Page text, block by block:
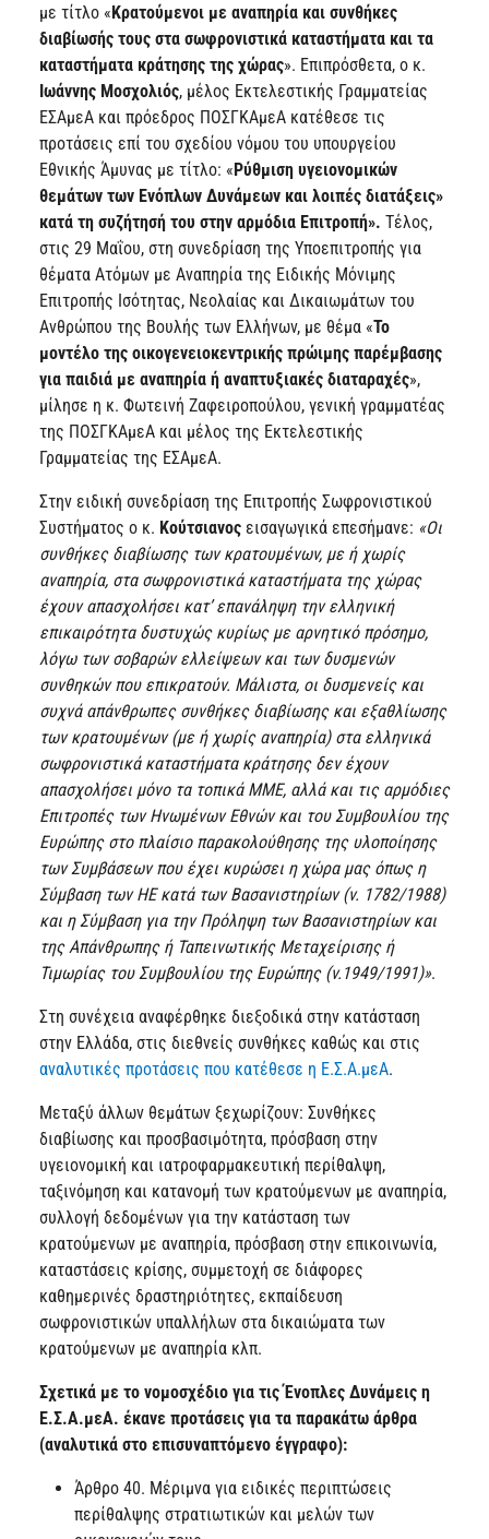
με τίτλο «Κρατούμενοι με αναπηρία και συνθήκες
διαβίωσής τους στα σωφρονιστικά καταστήματα και τα
καταστήματα κράτησης της χώρας». Επιπρόσθετα, ο κ.
Ιωάννης Μοσχολιός, μέλος Εκτελεστικής Γραμματείας
ΕΣΑμεΑ και πρόεδρος ΠΟΣΓΚΑμεΑ κατέθεσε τις
προτάσεις επί του σχεδίου νόμου του υπουργείου
Εθνικής Άμυνας με τίτλο: «Ρύθμιση υγειονομικών
θεμάτων των Ενόπλων Δυνάμεων και λοιπές διατάξεις»
κατά τη συζήτησή του στην αρμόδια Επιτροπή». Τέλος,
στις 29 Μαΐου, στη συνεδρίαση της Υποεπιτροπής για
θέματα Ατόμων με Αναπηρία της Ειδικής Μόνιμης
Επιτροπής Ισότητας, Νεολαίας και Δικαιωμάτων του
Ανθρώπου της Βουλής των Ελλήνων, με θέμα «Το
μοντέλο της οικογενειοκεντρικής πρώιμης παρέμβασης
για παιδιά με αναπηρία ή αναπτυξιακές διαταραχές»,
μίλησε η κ. Φωτεινή Ζαφειροπούλου, γενική γραμματέας
της ΠΟΣΓΚΑμεΑ και μέλος της Εκτελεστικής
Γραμματείας της ΕΣΑμεΑ.
Στην ειδική συνεδρίαση της Επιτροπής Σωφρονιστικού
Συστήματος ο κ. Κούτσιανος εισαγωγικά επεσήμανε: «Οι
συνθήκες διαβίωσης των κρατουμένων, με ή χωρίς
αναπηρία, στα σωφρονιστικά καταστήματα της χώρας
έχουν απασχολήσει κατ’ επανάληψη την ελληνική
επικαιρότητα δυστυχώς κυρίως με αρνητικό πρόσημο,
λόγω των σοβαρών ελλείψεων και των δυσμενών
συνθηκών που επικρατούν. Μάλιστα, οι δυσμενείς και
συχνά απάνθρωπες συνθήκες διαβίωσης και εξαθλίωσης
των κρατουμένων (με ή χωρίς αναπηρία) στα ελληνικά
σωφρονιστικά καταστήματα κράτησης δεν έχουν
απασχολήσει μόνο τα τοπικά ΜΜΕ, αλλά και τις αρμόδιες
Επιτροπές των Ηνωμένων Εθνών και του Συμβουλίου της
Ευρώπης στο πλαίσιο παρακολούθησης της υλοποίησης
των Συμβάσεων που έχει κυρώσει η χώρα μας όπως η
Σύμβαση των ΗΕ κατά των Βασανιστηρίων (ν. 1782/1988)
και η Σύμβαση για την Πρόληψη των Βασανιστηρίων και
της Απάνθρωπης ή Ταπεινωτικής Μεταχείρισης ή
Τιμωρίας του Συμβουλίου της Ευρώπης (ν.1949/1991)».
Στη συνέχεια αναφέρθηκε διεξοδικά στην κατάσταση
στην Ελλάδα, στις διεθνείς συνθήκες καθώς και στις
αναλυτικές προτάσεις που κατέθεσε η Ε.Σ.Α.μεΑ.
Μεταξύ άλλων θεμάτων ξεχωρίζουν: Συνθήκες
διαβίωσης και προσβασιμότητα, πρόσβαση στην
υγειονομική και ιατροφαρμακευτική περίθαλψη,
ταξινόμηση και κατανομή των κρατούμενων με αναπηρία,
συλλογή δεδομένων για την κατάσταση των
κρατούμενων με αναπηρία, πρόσβαση στην επικοινωνία,
καταστάσεις κρίσης, συμμετοχή σε διάφορες
καθημερινές δραστηριότητες, εκπαίδευση
σωφρονιστικών υπαλλήλων στα δικαιώματα των
κρατούμενων με αναπηρία κλπ.
Σχετικά με το νομοσχέδιο για τις Ένοπλες Δυνάμεις η
Ε.Σ.Α.μεΑ. έκανε προτάσεις για τα παρακάτω άρθρα
(αναλυτικά στο επισυναπτόμενο έγγραφο):
Άρθρο 40. Μέριμνα για ειδικές περιπτώσεις
περίθαλψης στρατιωτικών και μελών των